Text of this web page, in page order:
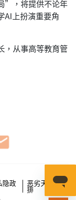
”，将提供不论年
AI上扮演重要角
，从事高等教育管
隐政 恶劣天气安
排